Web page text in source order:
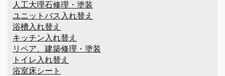
人工大理石修理・塗装
ユニットバス入れ替え
浴槽入れ替え
キッチン入れ替え
リペア、建築修理・塗装
トイレ入れ替え
浴室床シート